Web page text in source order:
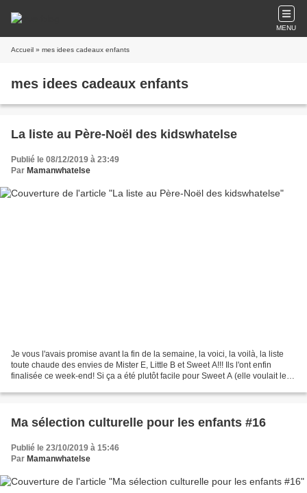
MENU
Accueil » mes idees cadeaux enfants
mes idees cadeaux enfants
La liste au Père-Noël des kidswhatelse
Publié le 08/12/2019 à 23:49
Par Mamanwhatelse
Je vous l'avais promise avant la fin de la semaine, la voici, la voilà, la liste
toute chaude des envies de Mister E, Little B et Sweet A!!! Ils l'ont enfin
finalisée ce week-end! Si ça a été plutôt facile pour Sweet A (elle voulait le
Ma sélection culturelle pour les enfants #16
Publié le 23/10/2019 à 15:46
Par Mamanwhatelse